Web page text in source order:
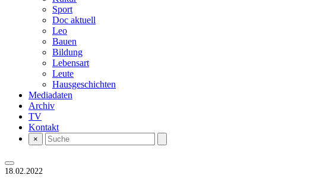
Sport
Doc aktuell
Leo
Bauen
Bildung
Lebensart
Leute
Hausgeschichten
Mediadaten
Archiv
TV
Kontakt
×
18.02.2022